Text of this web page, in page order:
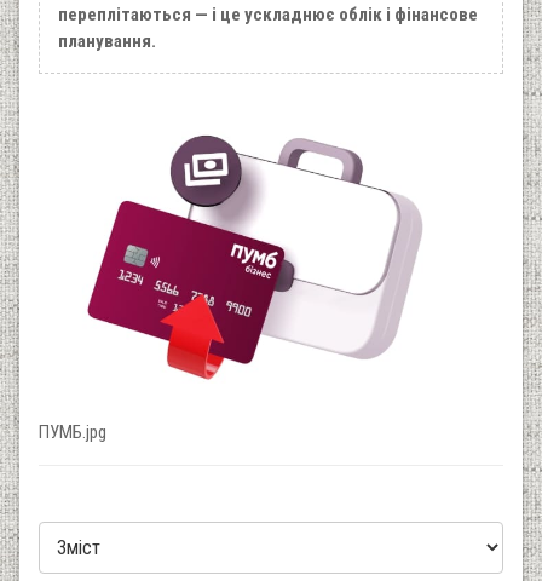
переплітаються — і це ускладнює облік і фінансове
планування.
ПУМБ.jpg